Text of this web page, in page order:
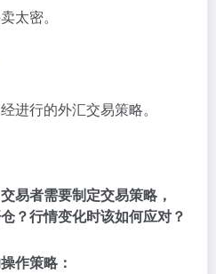
太密。
进行的外汇交易策略。
易者需要制定交易策略，
？行情变化时该如何应对？
作策略：